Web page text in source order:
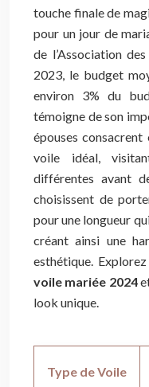
touche finale de
pour un jour de
de l’Association
2023, le budget
environ 3% du
témoigne de son
épouses
voile idéal,
différentes avant
choisissent de
pour une longueur
créant ainsi une
esthétique.
voile mariée 2024
look unique.
Type de Voile